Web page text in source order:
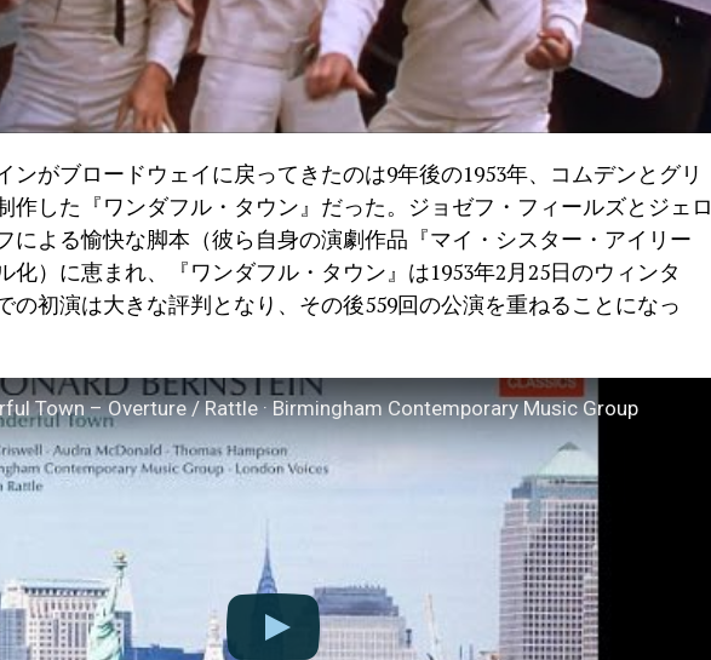
ンがブロードウェイに戻ってきたのは9年後の1953年、コムデンとグリ
作した『ワンダフル・タウン』だった。ジョゼフ・フィールズとジェロ
による愉快な脚本（彼ら自身の演劇作品『マイ・シスター・アイリー
化）に恵まれ、『ワンダフル・タウン』は1953年2月25日のウィンタ
の初演は大きな評判となり、その後559回の公演を重ねることになっ
Town – Overture / Rattle · Birmingham Contemporary Music Group